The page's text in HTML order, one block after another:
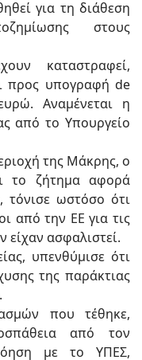
για τη διάθεση
στους
καταστραφεί,
προς υπογραφή de
Αναμένεται η
από το Υπουργείο
της Μάκρης, ο
το ζήτημα αφορά
τόνισε ωστόσο ότι
από την ΕΕ για τις
είχαν ασφαλιστεί.
υπενθύμισε ότι
της παράκτιας
που τέθηκε,
από τον
με το ΥΠΕΣ,